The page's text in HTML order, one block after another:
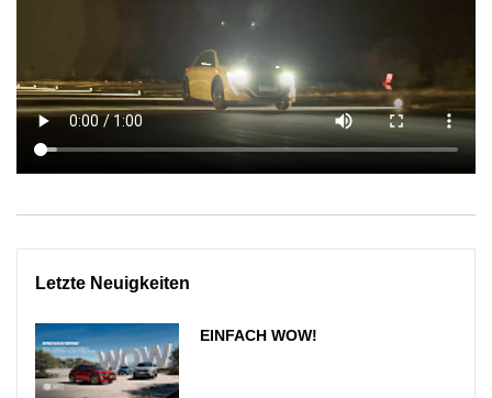
Letzte Neuigkeiten
EINFACH WOW!